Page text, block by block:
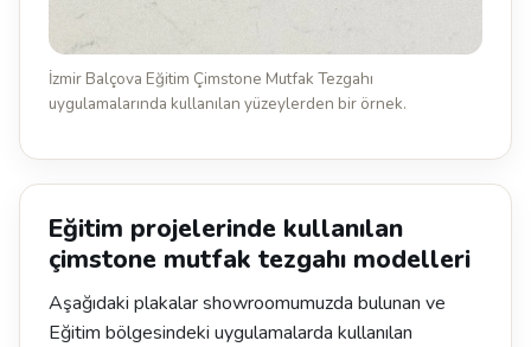
İzmir Balçova Eğitim Çimstone Mutfak Tezgahı
uygulamalarında kullanılan yüzeylerden bir örnek.
Eğitim projelerinde kullanılan
çimstone mutfak tezgahı modelleri
Aşağıdaki plakalar showroomumuzda bulunan ve
Eğitim bölgesindeki uygulamalarda kullanılan